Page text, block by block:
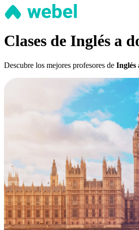
Clases de Inglés a
Descubre los mejores profesores de Inglés